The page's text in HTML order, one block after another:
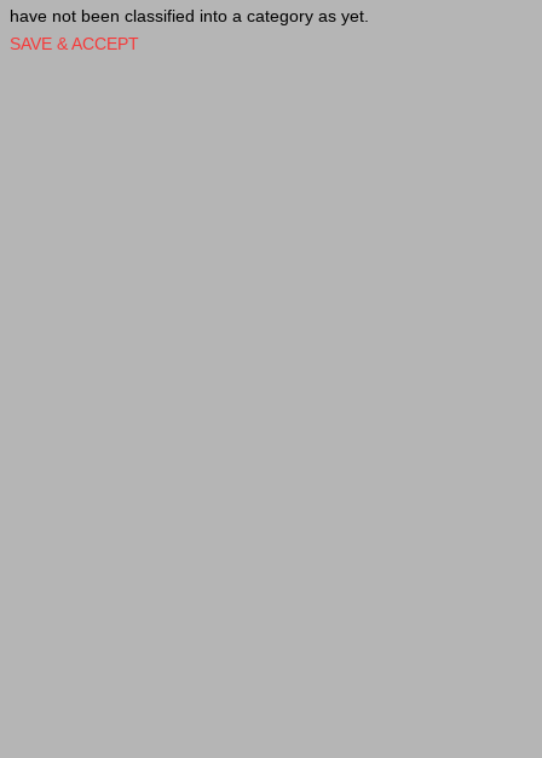
have not been classified into a category as yet.
SAVE & ACCEPT